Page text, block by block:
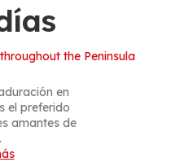
the Peninsula
en
el preferido
amantes de